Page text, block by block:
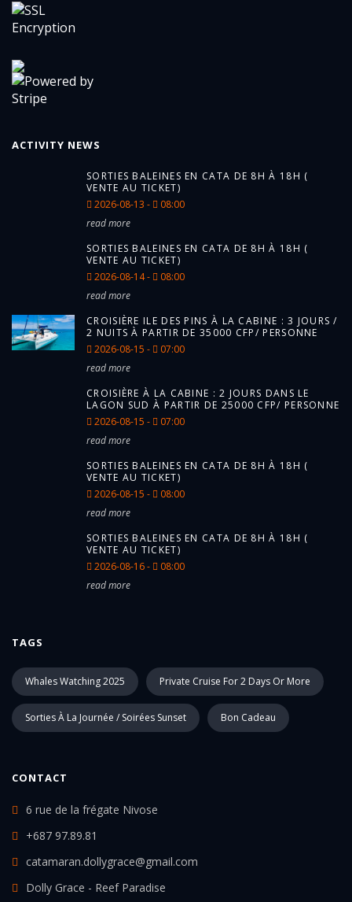
ACTIVITY NEWS
SORTIES BALEINES EN CATA DE 8H À 18H (
VENTE AU TICKET)
2026-08-13 -
08:00
read more
SORTIES BALEINES EN CATA DE 8H À 18H (
VENTE AU TICKET)
2026-08-14 -
08:00
read more
CROISIÈRE ILE DES PINS À LA CABINE : 3 JOURS /
2 NUITS À PARTIR DE 35000 CFP/ PERSONNE
2026-08-15 -
07:00
read more
CROISIÈRE À LA CABINE : 2 JOURS DANS LE
LAGON SUD À PARTIR DE 25000 CFP/ PERSONNE
2026-08-15 -
07:00
read more
SORTIES BALEINES EN CATA DE 8H À 18H (
VENTE AU TICKET)
2026-08-15 -
08:00
read more
SORTIES BALEINES EN CATA DE 8H À 18H (
VENTE AU TICKET)
2026-08-16 -
08:00
read more
TAGS
Whales Watching 2025 Private Cruise For 2 Days Or More
Sorties À La Journée / Soirées Sunset Bon Cadeau
CONTACT
6 rue de la frégate Nivose
+687 97.89.81
catamaran.dollygrace@gmail.com
Dolly Grace - Reef Paradise